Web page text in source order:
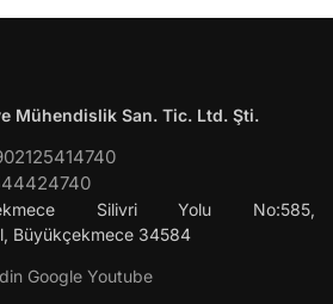
Mühendislik San. Tic. Ltd. Şti.
Silivri Yolu No:585,
, Büyükçekmece 34584
Google Youtube